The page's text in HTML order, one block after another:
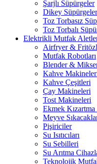
Şarjlı Süpürgeler
Dikey Süpürgeler
Toz Torbasız
Toz Torbalı
Elektrikli Mutfak
Airfryer &
Mutfak Robotları
Blender &
Kahve
Kahve Çeşitleri
Çay Makineleri
Tost Makineleri
Ekmek
Meyve
Pişiriciler
Su Isıtıcıları
Su Sebilleri
Su Arıtma
Teknolojik